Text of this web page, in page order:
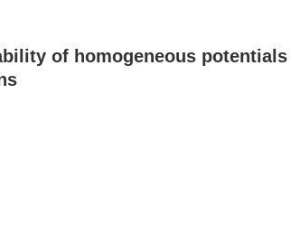
of homogeneous